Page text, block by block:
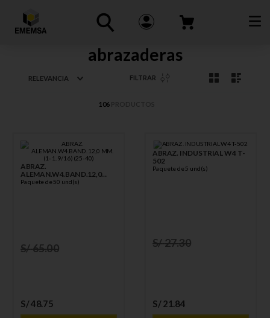
abrazaderas
RELEVANCIA FILTRAR
106
ABRAZ.
ALEMAN.W4.BAND.12,0
MM.(1- 1.9/16) (25-40)
Paquete de 50 und(s)
S/ 65.00
S/48.75
ABRAZ. INDUSTRIAL W4 T-
502
Paquete de 5 und(s)
S/27.30
S/21.84